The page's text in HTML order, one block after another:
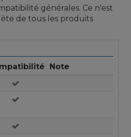
générales. Ce n'est
de tous les produits
Note